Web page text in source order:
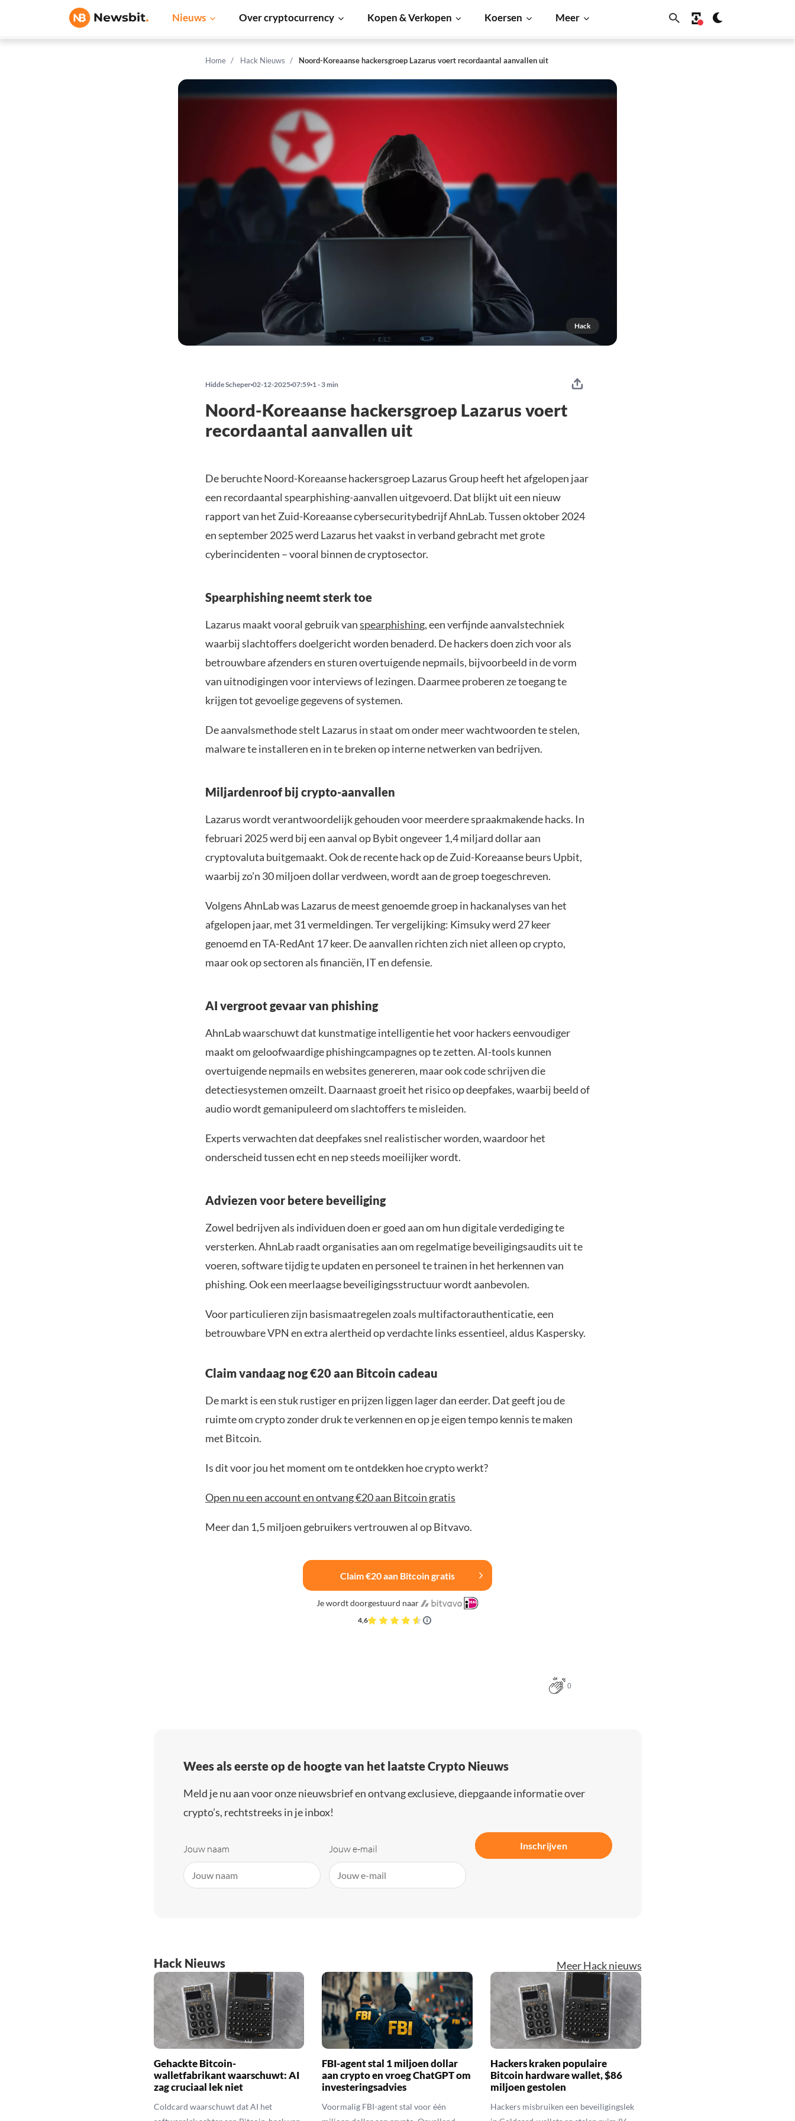
Nieuws Over cryptocurrency Kopen & Verkopen Koersen Meer
Home Hack Nieuws Noord-Koreaanse hackersgroep Lazarus voert recordaantal aanvallen uit
Hack
Hidde Scheper 02-12-2025 07:59 1 - 3 min
Noord-Koreaanse hackersgroep Lazarus voert
recordaantal aanvallen uit
De beruchte Noord-Koreaanse hackersgroep Lazarus Group heeft het afgelopen jaar
een recordaantal spearphishing-aanvallen uitgevoerd. Dat blijkt uit een nieuw
rapport van het Zuid-Koreaanse cybersecuritybedrijf AhnLab. Tussen oktober 2024
en september 2025 werd Lazarus het vaakst in verband gebracht met grote
cyberincidenten – vooral binnen de cryptosector.
Spearphishing neemt sterk toe
Lazarus maakt vooral gebruik vanspearphishing, een verfijnde aanvalstechniek
waarbij slachtoffers doelgericht worden benaderd. De hackers doen zich voor als
betrouwbare afzenders en sturen overtuigende nepmails, bijvoorbeeld in de vorm
van uitnodigingen voor interviews of lezingen. Daarmee proberen ze toegang te
krijgen tot gevoelige gegevens of systemen.
De aanvalsmethode stelt Lazarus in staat om onder meer wachtwoorden te stelen,
malware te installeren en in te breken op interne netwerken van bedrijven.
Miljardenroof bij crypto-aanvallen
Lazarus wordt verantwoordelijk gehouden voor meerdere spraakmakende hacks. In
februari 2025 werd bij een aanval op Bybit ongeveer 1,4 miljard dollar aan
cryptovaluta buitgemaakt. Ook de recente hack op de Zuid-Koreaanse beurs Upbit,
waarbij zo’n 30 miljoen dollar verdween, wordt aan de groep toegeschreven.
Volgens AhnLab was Lazarus de meest genoemde groep in hackanalyses van het
afgelopen jaar, met 31 vermeldingen. Ter vergelijking: Kimsuky werd 27 keer
genoemd en TA-RedAnt 17 keer. De aanvallen richten zich niet alleen op crypto,
maar ook op sectoren als financiën, IT en defensie.
AI vergroot gevaar van phishing
AhnLab waarschuwt dat kunstmatige intelligentie het voor hackers eenvoudiger
maakt om geloofwaardige phishingcampagnes op te zetten. AI-tools kunnen
overtuigende nepmails en websites genereren, maar ook code schrijven die
detectiesystemen omzeilt. Daarnaast groeit het risico op deepfakes, waarbij beeld of
audio wordt gemanipuleerd om slachtoffers te misleiden.
Experts verwachten dat deepfakes snel realistischer worden, waardoor het
onderscheid tussen echt en nep steeds moeilijker wordt.
Adviezen voor betere beveiliging
Zowel bedrijven als individuen doen er goed aan om hun digitale verdediging te
versterken. AhnLab raadt organisaties aan om regelmatige beveiligingsaudits uit te
voeren, software tijdig te updaten en personeel te trainen in het herkennen van
phishing. Ook een meerlaagse beveiligingsstructuur wordt aanbevolen.
Voor particulieren zijn basismaatregelen zoals multifactorauthenticatie, een
betrouwbare VPN en extra alertheid op verdachte links essentieel, aldus Kaspersky.
Claim vandaag nog €20 aan Bitcoin cadeau
De markt is een stuk rustiger en prijzen liggen lager dan eerder. Dat geeft jou de
ruimte om crypto zonder druk te verkennen en op je eigen tempo kennis te maken
met Bitcoin.
Is dit voor jou het moment om te ontdekken hoe crypto werkt?
Open nu een account en ontvang €20 aan Bitcoin gratis
Meer dan 1,5 miljoen gebruikers vertrouwen al op Bitvavo.
Claim €20 aan Bitcoin gratis
Je wordt doorgestuurd naar
4,6
0
Wees als eerste op de hoogte van het laatste Crypto Nieuws
Meld je nu aan voor onze nieuwsbrief en ontvang exclusieve, diepgaande informatie over
crypto’s, rechtstreeks in je inbox!
Jouw naam Jouw e-mail Inschrijven
Hack Nieuws Meer Hack nieuws
Gehackte Bitcoin-
walletfabrikant waarschuwt: AI
zag cruciaal lek niet
Coldcard waarschuwt dat AI het
FBI-agent stal 1 miljoen dollar
aan crypto en vroeg ChatGPT om
investeringsadvies
Voormalig FBI-agent stal voor één
Hackers kraken populaire
Bitcoin hardware wallet, $86
miljoen gestolen
Hackers misbruiken een beveiligingslek